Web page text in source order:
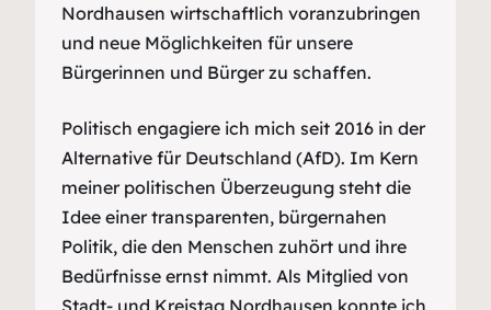
Nordhausen wirtschaftlich voranzubringen
und neue Möglichkeiten für unsere
Bürgerinnen und Bürger zu schaffen.
Politisch engagiere ich mich seit 2016 in der
Alternative für Deutschland (AfD). Im Kern
meiner politischen Überzeugung steht die
Idee einer transparenten, bürgernahen
Politik, die den Menschen zuhört und ihre
Bedürfnisse ernst nimmt. Als Mitglied von
Stadt- und Kreistag Nordhausen konnte ich